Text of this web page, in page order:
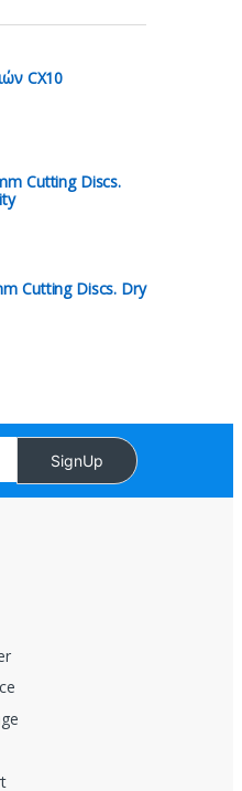
CX10
Cutting Discs.
Cutting Discs. Dry
SignUp